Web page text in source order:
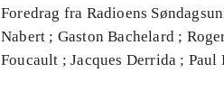
Foredrag fra Radioens
Nabert ; Gaston Bachelard ;
Foucault ; Jacques Derrida ;